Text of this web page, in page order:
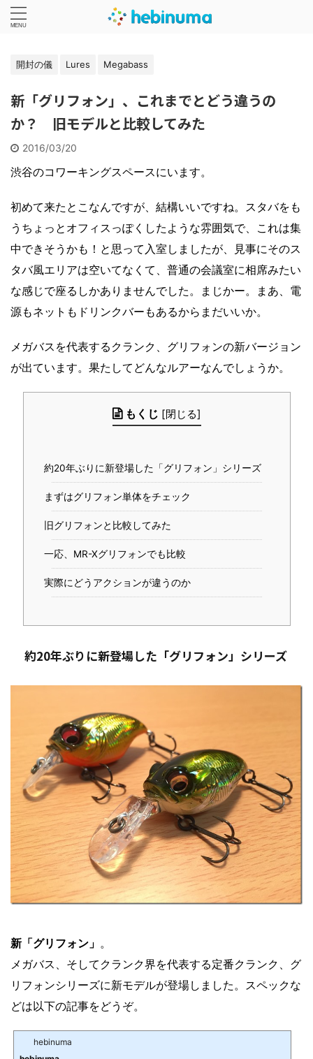
開封の儀 Lures Megabass
新「グリフォン」、これまでとどう違うの
か？ 旧モデルと比較してみた
2016/03/20
渋谷のコワーキングスペースにいます。
初めて来たとこなんですが、結構いいですね。スタバをも
うちょっとオフィスっぽくしたような雰囲気で、これは集
中できそうかも！と思って入室しましたが、見事にそのス
タバ風エリアは空いてなくて、普通の会議室に相席みたい
な感じで座るしかありませんでした。まじかー。まあ、電
源もネットもドリンクバーもあるからまだいいか。
メガバスを代表するクランク、グリフォンの新バージョン
が出ています。果たしてどんなルアーなんでしょうか。
もくじ [閉じる]
約20年ぶりに新登場した「グリフォン」シリーズ
まずはグリフォン単体をチェック
旧グリフォンと比較してみた
一応、MR-Xグリフォンでも比較
実際にどうアクションが違うのか
約20年ぶりに新登場した「グリフォン」シリーズ
新「グリフォン」 。
メガバス、そしてクランク界を代表する定番クランク、グ
リフォンシリーズに新モデルが登場しました。スペックな
どは以下の記事をどうぞ。
hebinuma